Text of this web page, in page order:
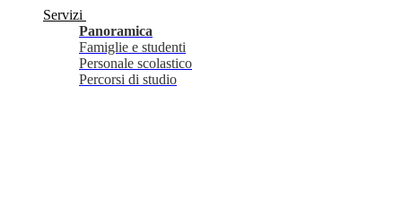
Servizi
Panoramica
Famiglie e studenti
Personale scolastico
Percorsi di studio